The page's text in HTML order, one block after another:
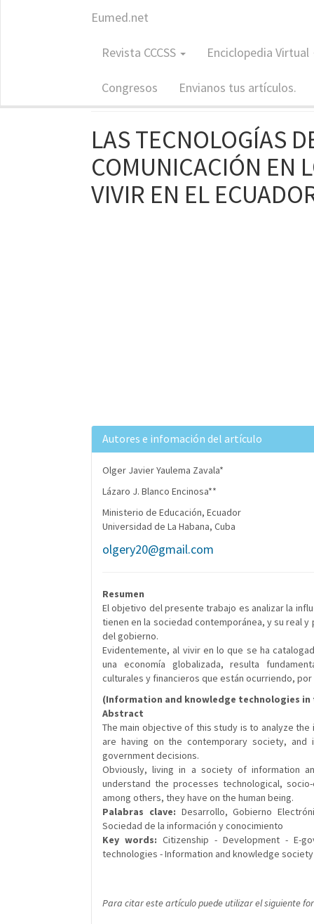
Eumed.net
Revista CCCSS Enciclopedia Virtual
Congresos Envianos tus artículos.
Revista: CCCSS
ISSN: 1988-7833
LAS TECNOLOGÍAS
COMUNICACIÓN EN
VIVIR EN EL
Autores e infomación del artículo
Olger Javier Yaulema Zavala*
Lázaro J. Blanco Encinosa**
Ministerio de Educación, Ecuador
Universidad de La Habana, Cuba
olgery20@gmail.com
Resumen
El objetivo del presente trabajo es analizar la
tienen en la sociedad contemporánea, y su real
del gobierno.
Evidentemente, al vivir en lo que se ha
una economía globalizada, resulta
culturales y financieros que están ocurriendo,
(Information and knowledge technologies in
Abstract
The main objective of this study is to analyze
are having on the contemporary society,
government decisions.
Obviously, living in a society of information
understand the processes technological,
among others, they have on the human being.
Palabras clave: Desarrollo, Gobierno
Sociedad de la información y conocimiento
Key words: Citizenship - Development - E-
technologies - Information and knowledge society
Para citar este artículo puede utilizar el siguiente